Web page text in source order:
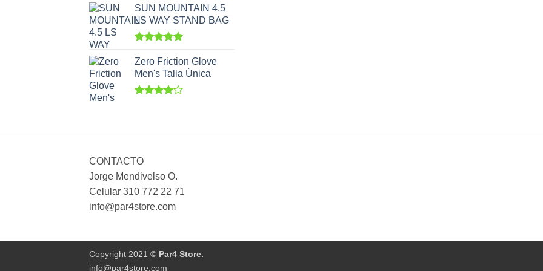
de 5
SUN MOUNTAIN 4.5
LS WAY STAND BAG
con5.00
de 5
Zero Friction Glove
Men's Talla Única
CONTACTO
Jorge Mendivelso O.
Celular 310 772 22 71
info@par4store.com
Copyright 2021 © Par4 Store.
info@par4store.com